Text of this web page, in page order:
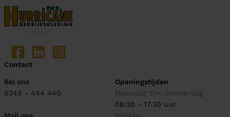
Contact
Bel ons
0348 - 444 440
Openingstijden
Maandag t/m donderdag
08:30 - 17.30 uur